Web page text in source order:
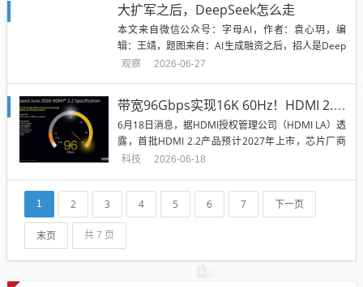
选文胸。 如何挑选到合适的内衣？ 消费者可以从设
计、材料和工艺三方面...
大扩军之后，DeepSeek怎么走
本文来自微信公众号：字母AI，作者：袁心玥，编
辑：王靖，题图来自：AI生成融资之后，招人是Deep
Seek释放的第一个明确信号。6月25日，DeepSeek
门，扩大至少一倍。从研发和算力，到产品、运维和
职能体系...
观察 2026-06-27
带宽96Gbps实现16K 60Hz！HDMI 2.2终于有新进展
6月18日消息，据HDMI授权管理公司（HDMI LA）透
露，首批HDMI 2.2产品预计2027年上市，芯片厂商
今年开始出样FRL2芯片。 HDMI 2.2规范于2025年6
总裁Rob Tobias在接受采访时给出了相对明确的时间
线：FRL2...
科技 2026-06-18
1 2 3 4 5 6 7 下一页
末页 共 7 页